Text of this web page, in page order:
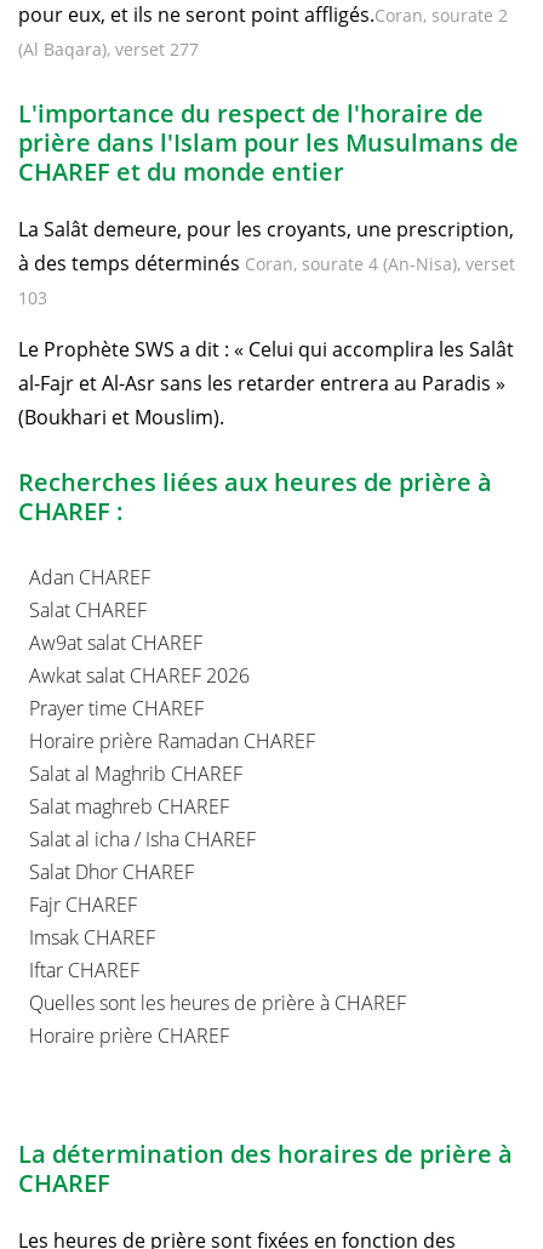
pour eux, et ils ne seront point affligés.Coran, sourate 2
(Al Baqara), verset 277
L'importance du respect de l'horaire de
prière dans l'Islam pour les Musulmans de
CHAREF et du monde entier
La Salât demeure, pour les croyants, une prescription,
à des temps déterminés Coran, sourate 4 (An-Nisa), verset
103
Le Prophète SWS a dit : « Celui qui accomplira les Salât
al-Fajr et Al-Asr sans les retarder entrera au Paradis »
(Boukhari et Mouslim).
Recherches liées aux heures de prière à
CHAREF :
Adan CHAREF
Salat CHAREF
Aw9at salat CHAREF
Awkat salat CHAREF 2026
Prayer time CHAREF
Horaire prière Ramadan CHAREF
Salat al Maghrib CHAREF
Salat maghreb CHAREF
Salat al icha / Isha CHAREF
Salat Dhor CHAREF
Fajr CHAREF
Imsak CHAREF
Iftar CHAREF
Quelles sont les heures de prière à CHAREF
Horaire prière CHAREF
La détermination des horaires de prière à
CHAREF
Les heures de prière sont fixées en fonction des